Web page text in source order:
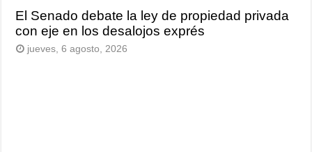
El Senado debate la ley de propiedad privada
con eje en los desalojos exprés
jueves, 6 agosto, 2026